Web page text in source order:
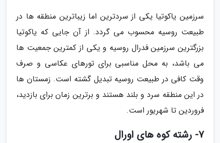
سرزمین یاکوتیا یکی از سردترین اما زیباترین منطقه ها در
طبیعت روسیه محسوب می گردد. از آن جایی که یاکوتیا
بزرگترین سرزمین فدرال روسیه و یکی از کمترین جمعیت ها
می باشد، به محل مناسبی برای تورهای عکاسی و صرف
وقت کافی در طبیعت روسیه تبدیل گشته است. زمستان ها
در این منطقه سرد و بلند هستند و برترین زمان برای بازدید،
فروردین تا شهریور است.
7- رشته کوه های اورال